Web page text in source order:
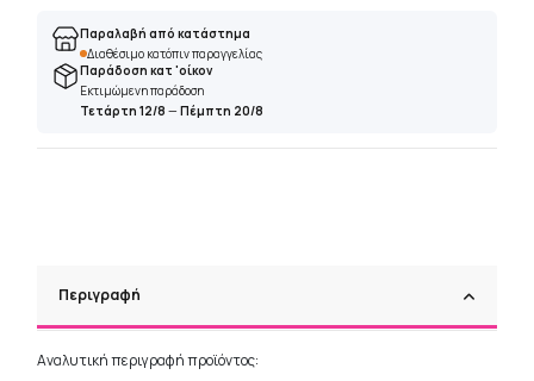
Παραλαβή από κατάστημα
Διαθέσιμο κατόπιν παραγγελίας
Παράδοση κατ 'οίκον
Εκτιμώμενη παράδοση
Τετάρτη 12/8 —Πέμπτη 20/8
Περιγραφή
Αναλυτική περιγραφή προϊόντος: